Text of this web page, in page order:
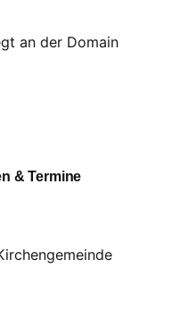
an der Domain
& Termine